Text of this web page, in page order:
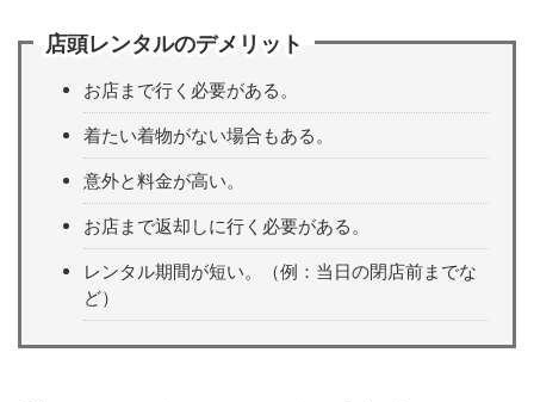
店頭レンタルのデメリット
お店まで行く必要がある。
着たい着物がない場合もある。
意外と料金が高い。
お店まで返却しに行く必要がある。
レンタル期間が短い。（例：当日の閉店前までな
ど）